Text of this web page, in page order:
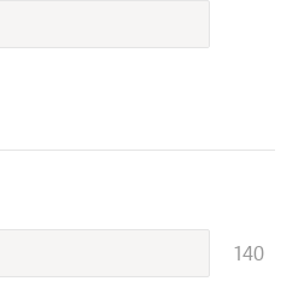
140